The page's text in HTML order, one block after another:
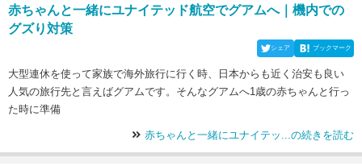
赤ちゃんと一緒にユナイテッド航空でグアムへ｜機内での
グズり対策
シェア ブックマーク
大型連休を使って家族で海外旅行に行く時、日本からも近く治安も良い
人気の旅行先と言えばグアムです。そんなグアムへ1歳の赤ちゃんと行っ
た時に準備
赤ちゃんと一緒にユナイテッ...の続きを読む